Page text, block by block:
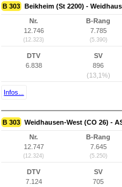
B 303 Beikheim (St 2200) -
Nr.
12.746
(12.323)
B-Rang
7.785
(5.390)
DTV
6.838
SV
896
(13,1%)
Infos...
B 303 Weidhausen-West (CO 26) -
Nr.
12.747
(12.324)
B-Rang
7.645
(5.250)
DTV
7.124
SV
705